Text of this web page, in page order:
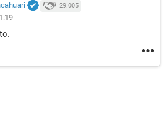
29.005